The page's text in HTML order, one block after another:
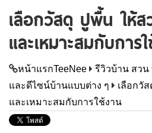
เลือกวัสดุ ปูพื้น ให้ส
และเหมาะสมกับการ
หน้าแรกTeeNee รีวิวบ้าน สว
และดีไซน์บ้านแบบต่าง ๆ
เลือกวั
และเหมาะสมกับการใช้งาน